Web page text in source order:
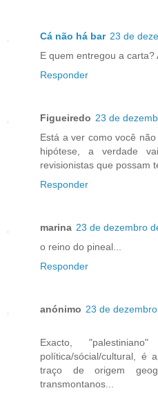
Cá não há bar 23 de
E quem entregou a carta?
Responder
Figueiredo 23 de
Está a ver como você
hipótese, a verdade
revisionistas que possam
Responder
marina 23 de dezembro
o reino do pineal...
Responder
anónimo 23 de
Exacto,
política/sócial/cultural, é
traço de origem
transmontanos...